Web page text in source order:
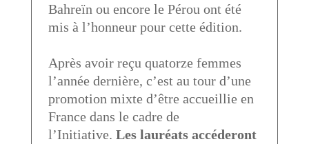
Bahreïn ou encore le Pérou ont été
mis à l’honneur pour cette édition.
Après avoir reçu quatorze femmes
l’année dernière, c’est au tour d’une
promotion mixte d’être accueillie en
France dans le cadre de
l’Initiative. Les lauréats accéderont